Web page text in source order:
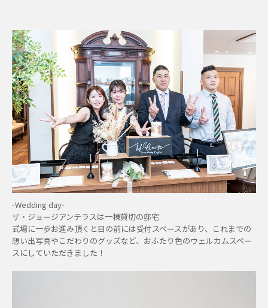
-Wedding day-
ザ・ジョージアンテラスは一棟貸切の邸宅
式場に一歩お進み頂くと目の前には受付スペースがあり、これまでの
想い出写真やこだわりのグッズなど、おふたり色のウェルカムスペー
スにしていただきました！